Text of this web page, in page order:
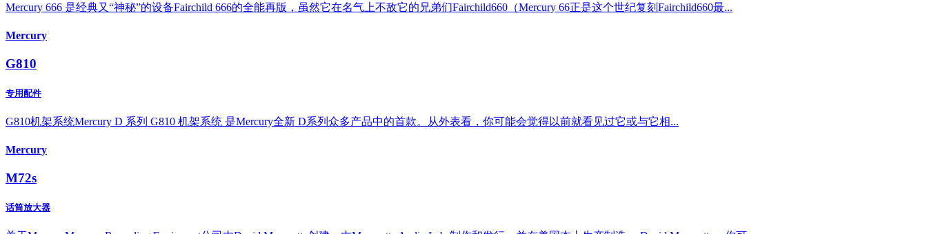
Mercury 666 是经典又“神秘”的设备Fairchild 666的全能再版，虽然它在名气上不敌它的兄弟们Fairchild660（Mercury 66正是这个世纪复刻Fairchild660最...
Mercury
G810
专用配件
G810机架系统Mercury D 系列 G810 机架系统 是Mercury全新 D系列众多产品中的首款。从外表看，你可能会觉得以前就看见过它或与它相...
Mercury
M72s
话筒放大器